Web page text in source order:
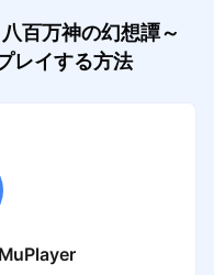
百万神の幻想譚～
レイする方法